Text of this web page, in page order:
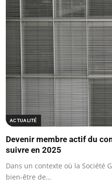
ACTUALITÉ
Devenir membre actif du
suivre en 2025
Dans un contexte où la Société
bien-être de…